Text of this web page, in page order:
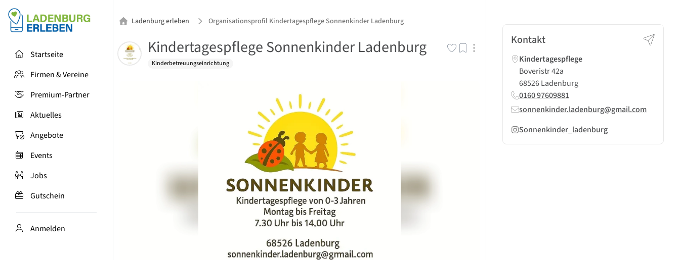
Startseite
Firmen & Vereine
Premium-Partner
Aktuelles
Angebote
Events
Jobs
Gutschein
Anmelden
Ladenburg erleben Organisationsprofil Kindertagespflege Sonnenkinder Ladenburg
Kindertagespflege Sonnenkinder Ladenburg
Kinderbetreuungseinrichtung
Kontakt
Kindertagespflege
Boveristr 42a
68526 Ladenburg
0160 97609881
sonnenkinder.ladenburg@gmail.com
Sonnenkinder_ladenburg